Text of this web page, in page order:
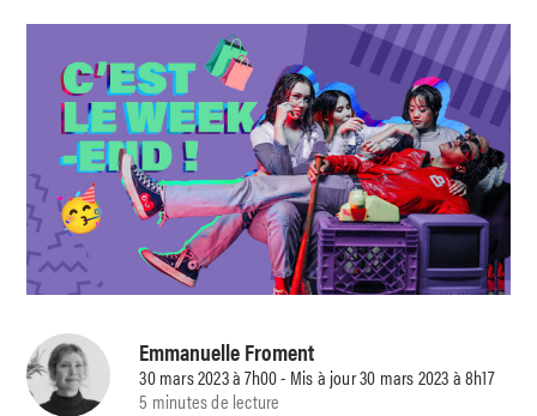
Emmanuelle Froment
30 mars 2023 à 7h00 - Mis à jour 30 mars 2023 à 8h17
5 minutes de lecture